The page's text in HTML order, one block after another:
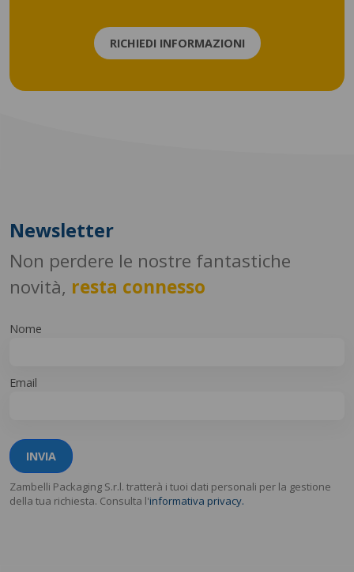
RICHIEDI INFORMAZIONI
Newsletter
Non perdere le nostre fantastiche
novità, resta connesso
Nome
Email
INVIA
Zambelli Packaging S.r.l. tratterà i tuoi dati personali per la gestione
della tua richiesta. Consulta l'informativa privacy.